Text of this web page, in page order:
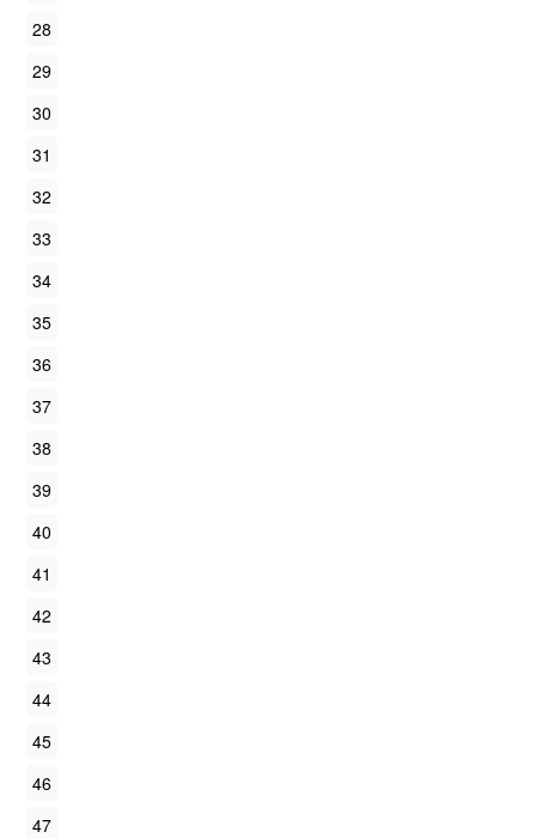
28
29
30
31
32
33
34
35
36
37
38
39
40
41
42
43
44
45
46
47